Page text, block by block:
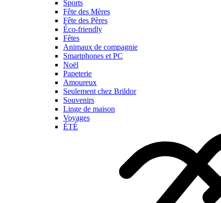
Sports
Fête des Mères
Fête des Pères
Éco-friendly
Fêtes
Animaux de compagnie
Smartphones et PC
Noël
Papeterie
Amoureux
Seulement chez Brildor
Souvenirs
Linge de maison
Voyages
ÉTÉ